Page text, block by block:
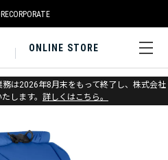
CORPORATE
ONLINE STORE
は2026年8月末をもって終了し、株式会社
します。 詳しくはこちら。
ク＆ストレージ